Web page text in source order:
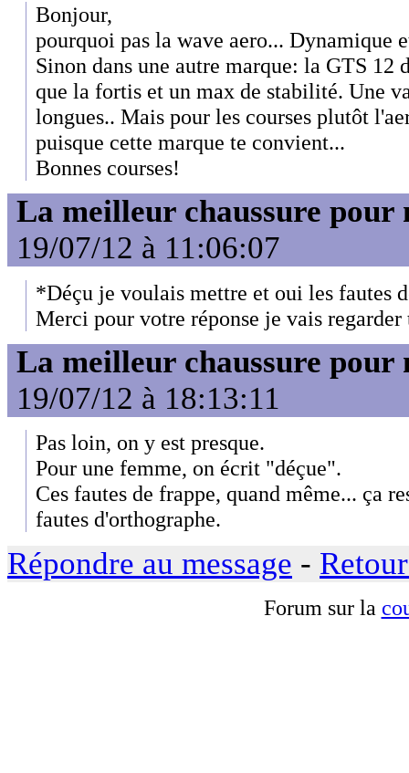
Bonjour,
pourquoi pas la wave aero... Dynamique
Sinon dans une autre marque: la GTS 12
que la fortis et un max de stabilité. Une
longues.. Mais pour les courses plutôt
puisque cette marque te convient...
Bonnes courses!
La meilleur chaussure pour
19/07/12 à 11:06:07
*Déçu je voulais mettre et oui les fautes
Merci pour votre réponse je vais regarder
La meilleur chaussure pour
19/07/12 à 18:13:11
Pas loin, on y est presque.
Pour une femme, on écrit "déçue".
Ces fautes de frappe, quand même... ça
fautes d'orthographe.
Répondre au message -
Forum sur la